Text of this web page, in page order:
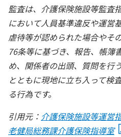
監査は、介護保険施設等監査
において人員基準違反や運営
虐待等が認められた場合やそ
76条等に基づき、報告、帳簿
め、関係者の出頭、質問を行
とともに現地に立ち入って検
る行為です。
引用元： 介護保険施設等運営
老健局総務課介護保険指導室